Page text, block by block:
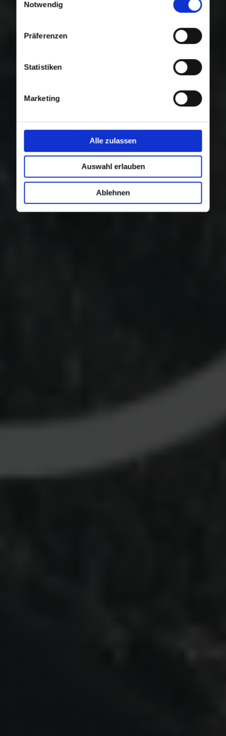
Nutzung der Dienste gesammelt haben.
Notwendig
Präferenzen
Statistiken
Marketing
Alle zulassen
Auswahl erlauben
Ablehnen